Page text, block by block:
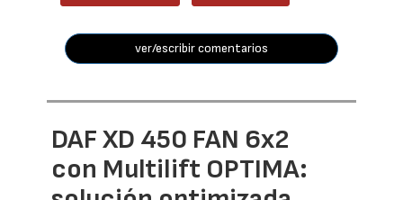
ver/escribir comentarios
DAF XD 450 FAN 6x2
con Multilift OPTIMA: